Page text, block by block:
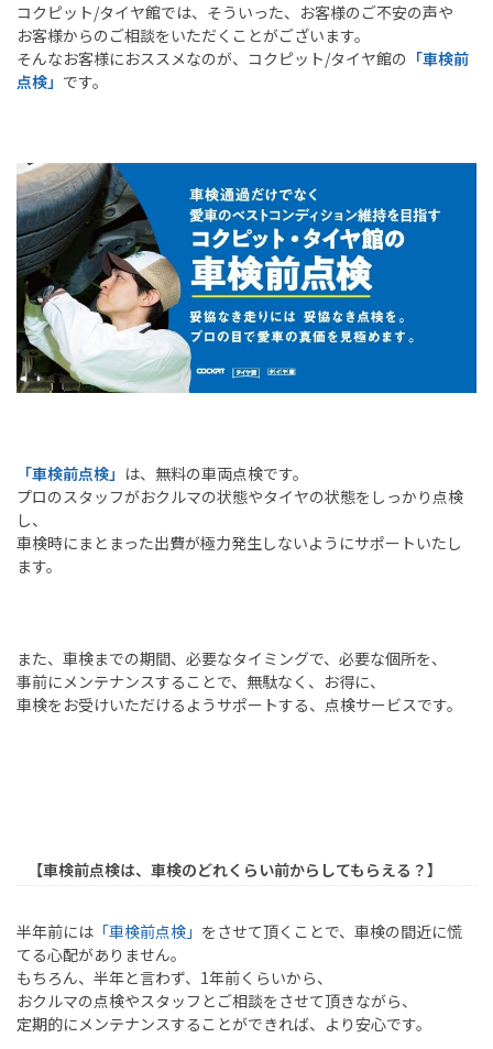
コクピット/タイヤ館では、そういった、お客様のご不安の声や
お客様からのご相談をいただくことがございます。
そんなお客様におススメなのが、コクピット/タイヤ館の 「車検前
点検」 です。
「車検前点検」 は、無料の車両点検です。
プロのスタッフがおクルマの状態やタイヤの状態をしっかり点検
し、
車検時にまとまった出費が極力発生しないようにサポートいたし
ます。
また、車検までの期間、必要なタイミングで、必要な個所を、
事前にメンテナンスすることで、無駄なく、お得に、
車検をお受けいただけるようサポートする、点検サービスです。
【車検前点検は、車検のどれくらい前からしてもらえる？】
半年前には 「車検前点検」 をさせて頂くことで、車検の間近に慌
てる心配がありません。
もちろん、半年と言わず、 1年前くらいから、
おクルマの点検やスタッフとご相談をさせて頂きながら、
定期的にメンテナンスすることができれば、より安心です。